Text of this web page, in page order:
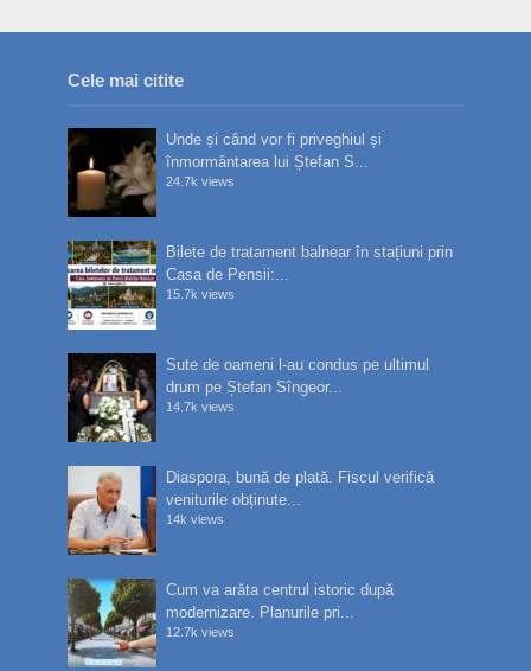
Cele mai citite
Unde și când vor fi priveghiul și
înmormântarea lui Ștefan S...
24.7k views
Bilete de tratament balnear în stațiuni prin
Casa de Pensii:...
15.7k views
Sute de oameni l-au condus pe ultimul
drum pe Ștefan Sîngeor...
14.7k views
Diaspora, bună de plată. Fiscul verifică
veniturile obținute...
14k views
Cum va arăta centrul istoric după
modernizare. Planurile pri...
12.7k views